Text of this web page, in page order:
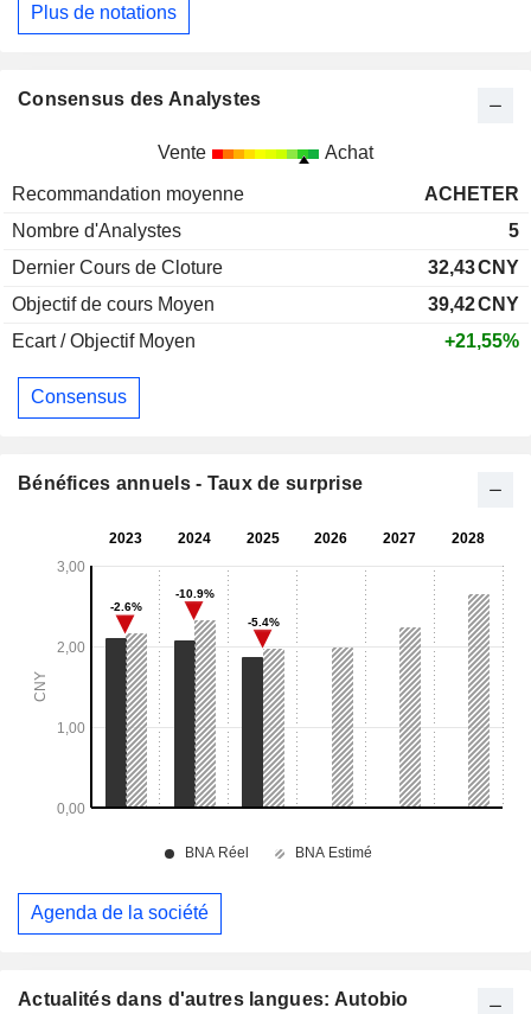
Actualités dans d'autres langues: Autobio
Plus de notations
Consensus des Analystes
Vente Achat
Recommandation moyenne
ACHETER
Nombre d'Analystes
5
Dernier Cours de Cloture
32,43CNY
Objectif de cours Moyen
39,42CNY
Ecart / Objectif Moyen
+21,55%
Consensus
Bénéfices annuels - Taux de surprise
Agenda de la société